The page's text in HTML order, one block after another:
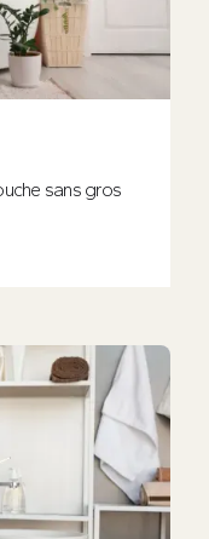
sans gros